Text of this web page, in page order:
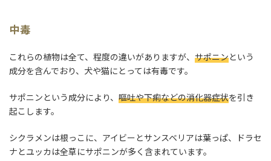
中毒
これらの植物は全て、程度の違いがありますが、 サポニンという
成分を含んでおり、犬や猫にとっては有毒です。
サポニンという成分により、 嘔吐や下痢などの消化器症状を引き
起こします。
シクラメンは根っこに、アイビーとサンスベリアは葉っぱ、ドラセ
ナとユッカは全草にサポニンが多く含まれています。